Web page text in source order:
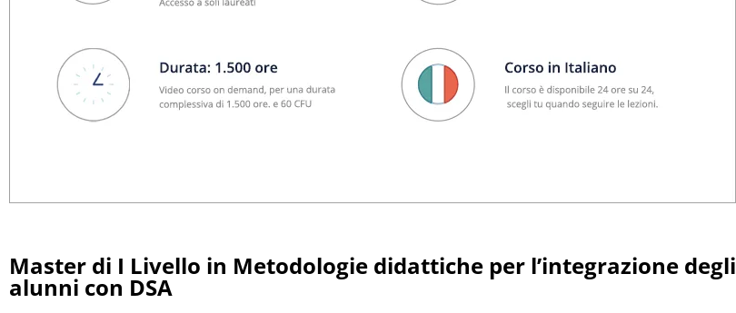
Master di I Livello in Metodologie didattiche per l’integrazione degli
alunni con DSA